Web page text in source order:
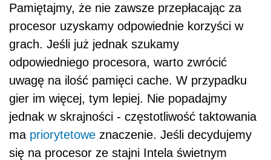
Pamiętajmy, że nie zawsze przepłacając za
procesor uzyskamy odpowiednie korzyści w
grach. Jeśli już jednak szukamy
odpowiedniego procesora, warto zwrócić
uwagę na ilość pamięci cache. W przypadku
gier im więcej, tym lepiej. Nie popadajmy
jednak w skrajności - częstotliwość taktowania
ma priorytetowe znaczenie. Jeśli decydujemy
się na procesor ze stajni Intela świetnym